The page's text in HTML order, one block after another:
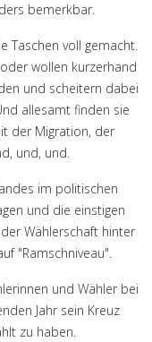
bemerkbar.
Taschen voll gemacht.
wollen kurzerhand
und scheitern dabei
allesamt finden sie
der Migration, der
und, und.
im politischen
und die einstigen
Wählerschaft hinter
"Ramschniveau".
und Wähler bei
Jahr sein Kreuz
zu haben.